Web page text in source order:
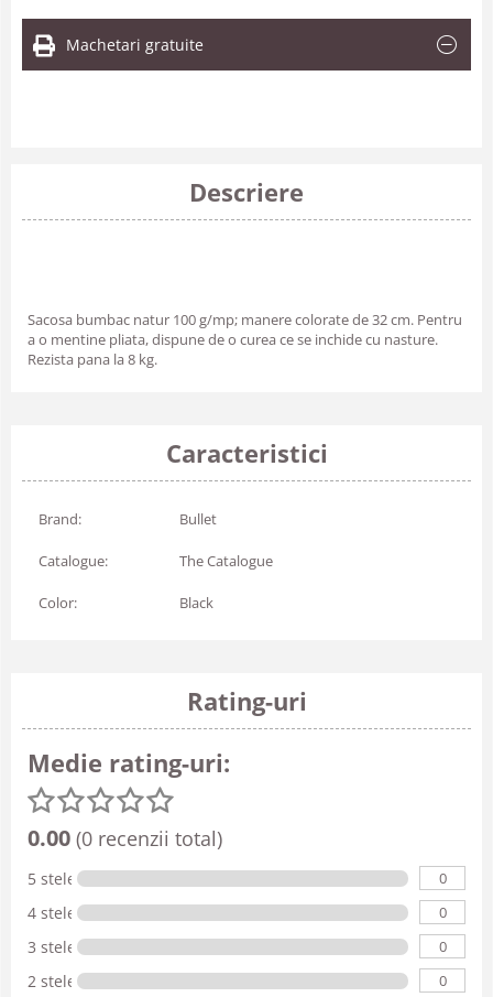
Machetari gratuite
Descriere
Sacosa bumbac natur 100 g/mp; manere colorate de 32 cm. Pentru
a o mentine pliata, dispune de o curea ce se inchide cu nasture.
Rezista pana la 8 kg.
Caracteristici
Brand: Bullet
Catalogue: The Catalogue
Color: Black
Rating-uri
Medie rating-uri:
0.00 (0 recenzii total)
5 stele 0
4 stele 0
3 stele 0
2 stele 0